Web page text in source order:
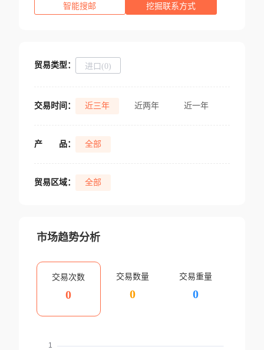
智能搜邮 挖掘联系方式
贸易类型： 进口(0)
交易时间： 近三年 近两年 近一年
产 品： 全部
贸易区域： 全部
市场趋势分析
交易次数
0
交易数量
0
交易重量
0